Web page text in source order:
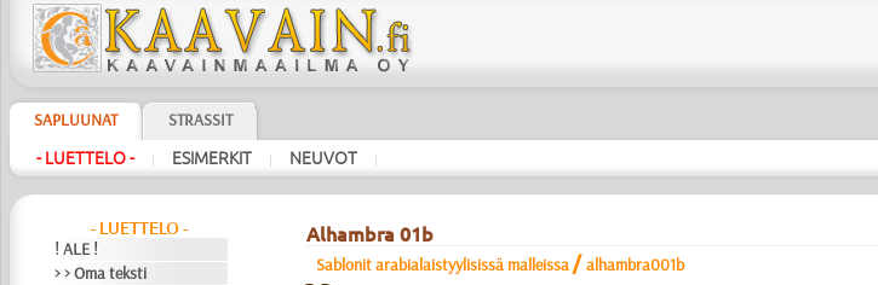
SAPLUUNAT STRASSIT
- LUETTELO - | ESIMERKIT | NEUVOT |
- LUETTELO -
! ALE !
> > Oma teksti
Alhambra 01b
Sablonit arabialaistyylisissä malleissa /alhambra001b